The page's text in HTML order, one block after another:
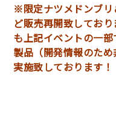
※限定ナツメドンブリ
ど販売再開致してお
も上記イベントの一
製品（開発情報のた
実施致しております！